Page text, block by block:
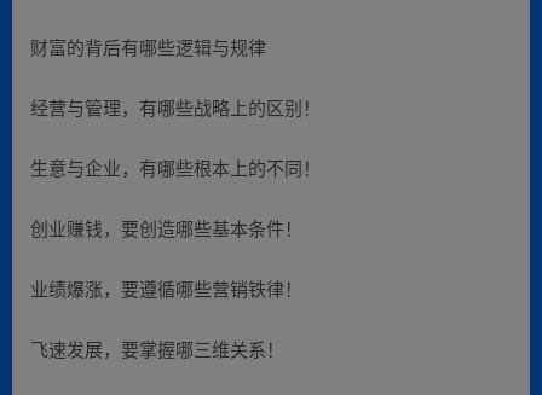
财富的背后有哪些逻辑与规律
经营与管理，有哪些战略上的区别！
生意与企业，有哪些根本上的不同！
创业赚钱，要创造哪些基本条件！
业绩爆涨，要遵循哪些营销铁律！
飞速发展，要掌握哪三维关系！